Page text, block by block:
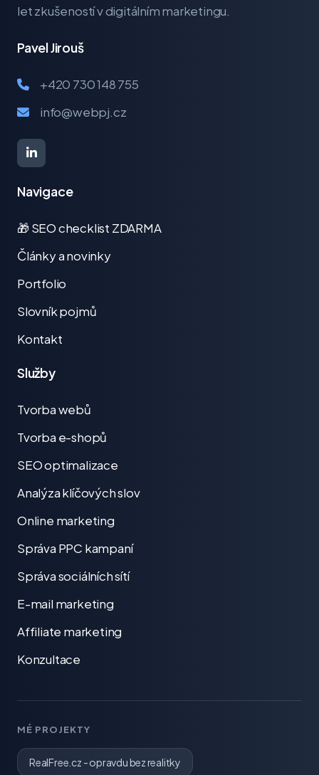
let zkušeností v digitálním marketingu.
Pavel Jirouš
+420 730 148 755
info@webpj.cz
Navigace
🎁 SEO checklist ZDARMA
Články a novinky
Portfolio
Slovník pojmů
Kontakt
Služby
Tvorba webů
Tvorba e-shopů
SEO optimalizace
Analýza klíčových slov
Online marketing
Správa PPC kampaní
Správa sociálních sítí
E-mail marketing
Affiliate marketing
Konzultace
MÉ PROJEKTY
RealFree.cz - opravdu bez realitky